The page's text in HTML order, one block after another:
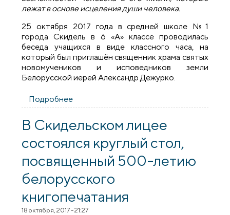
лежат в основе исцеления души человека.
25 октября 2017 года в средней школе №1
города Скидель в 6 «А» классе проводилась
беседа учащихся в виде классного часа, на
который был приглашён священник храма святых
новомучеников и исповедников земли
Белорусской иерей Александр Дежурко.
Подробнее
покаянии и прощении
В Скидельском лицее
состоялся круглый стол,
посвященный 500-летию
белорусского
книгопечатания
18 октября, 2017 - 21:27